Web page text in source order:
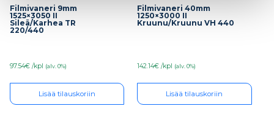
Filmivaneri 9mm
1525×3050 II
Sileä/Karhea TR
220/440
97.54€ /kpl (alv. 0%)
Lisää tilauskoriin
Filmivaneri 40mm
1250×3000 II
Kruunu/Kruunu VH 440
142.14€ /kpl (alv. 0%)
Lisää tilauskoriin